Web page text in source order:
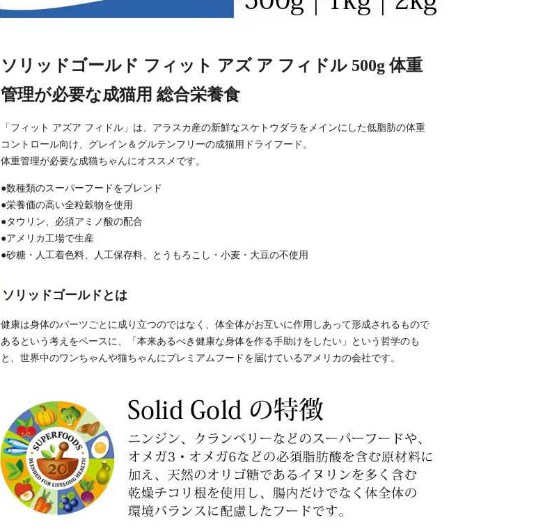
ソリッドゴールド フィット アズ ア フィドル 500g 体重
管理が必要な成猫用 総合栄養食
「フィット アズア フィドル」は、アラスカ産の新鮮なスケトウダラをメインにした低脂肪の体重
コントロール向け、グレイン＆グルテンフリーの成猫用ドライフード。
体重管理が必要な成猫ちゃんにオススメです。
●数種類のスーパーフードをブレンド
●栄養価の高い全粒穀物を使用
●タウリン、必須アミノ酸の配合
●アメリカ工場で生産
●砂糖・人工着色料、人工保存料、とうもろこし・小麦・大豆の不使用
ソリッドゴールドとは
健康は身体のパーツごとに成り立つのではなく、体全体がお互いに作用しあって形成されるもので
あるという考えをベースに、「本来あるべき健康な身体を作る手助けをしたい」という哲学のも
と、世界中のワンちゃんや猫ちゃんにプレミアムフードを届けているアメリカの会社です。